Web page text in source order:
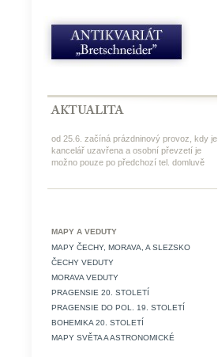
od 25.6. začíná prázdninový provoz, kdy je
kancelář uzavřena a osobní převzetí je
možno pouze po předchozí tel. domluvě
MAPY A VEDUTY
MAPY ČECHY, MORAVA, A SLEZSKO
ČECHY VEDUTY
MORAVA VEDUTY
PRAGENSIE 20. STOLETÍ
PRAGENSIE DO POL. 19. STOLETÍ
BOHEMIKA 20. STOLETÍ
MAPY SVĚTA A ASTRONOMICKÉ